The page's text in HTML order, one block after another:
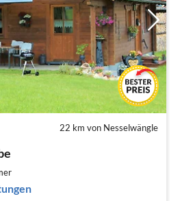
22 km von Nesselwängle